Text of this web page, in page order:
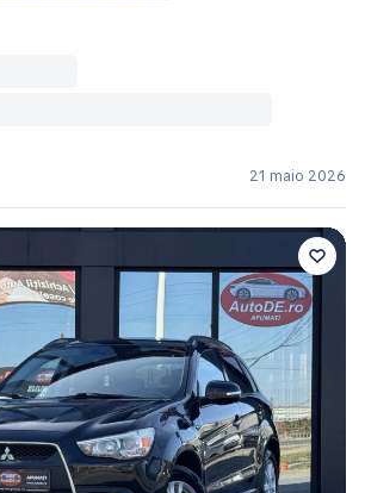
21 maio 2026